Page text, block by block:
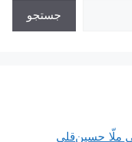
جستجو
ملّا حسین‌قلی